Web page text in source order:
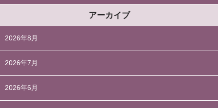
アーカイブ
2026年8月
2026年7月
2026年6月